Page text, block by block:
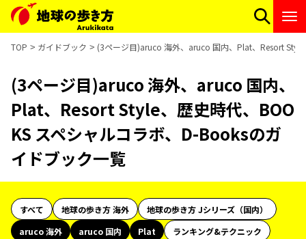
TOP ガイドブック (3ページ目)aruco 海外、aruco 国内、Plat、Resort
(3ページ目)aruco 海外、aruco 国内、
Plat、Resort Style、歴史時代、BOO
KS スペシャルコラボ、D-Booksのガ
イドブック一覧
すべて 地球の歩き方 海外
地球の歩き方 Jシリーズ（国内）
aruco 海外
aruco 国内 Plat
ランキング&テクニック